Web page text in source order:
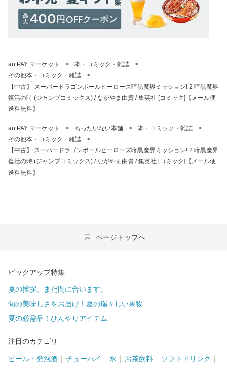
au PAY マーケット > 本・コミック・雑誌
>
その他本・コミック・雑誌
>
【中古】 スーパードラゴンボールヒーローズ暗黒魔界ミッション! 2 暗黒魔界
復活の時 (ジャンプコミックス) / ながやま由貴 / 集英社 [コミック]【メール便
送料無料】
au PAY マーケット > もったいない本舗 > 本・コミック・雑誌
>
その他本・コミック・雑誌
>
【中古】 スーパードラゴンボールヒーローズ暗黒魔界ミッション! 2 暗黒魔界
復活の時 (ジャンプコミックス) / ながやま由貴 / 集英社 [コミック]【メール便
送料無料】
ページトップへ
ピックアップ特集
夏の挨拶、まだ間に合います。
旬の美味しさをお届け！夏の瑞々しい果物
夏の必需品！ひんやりアイテム
注目のカテゴリ
ビール・発泡酒 チューハイ 水 お茶飲料 ソフトドリンク